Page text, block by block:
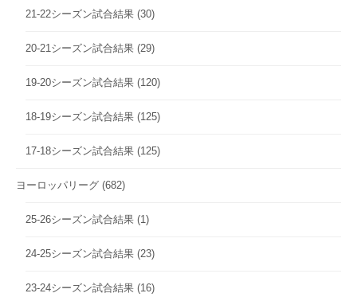
21-22シーズン試合結果 (30)
20-21シーズン試合結果 (29)
19-20シーズン試合結果 (120)
18-19シーズン試合結果 (125)
17-18シーズン試合結果 (125)
ヨーロッパリーグ (682)
25-26シーズン試合結果 (1)
24-25シーズン試合結果 (23)
23-24シーズン試合結果 (16)